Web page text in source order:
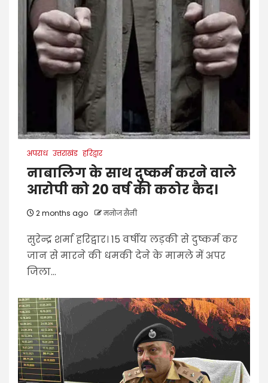
अपराध उत्तराखंड हरिद्वार
नाबालिग के साथ दुष्कर्म करने वाले
आरोपी को 20 वर्ष की कठोर कैद।
2 months ago मनोज सैनी
सुरेन्द्र शर्मा हरिद्वार। 15 वर्षीय लड़की से दुष्कर्म कर
जान से मारने की धमकी देने के मामले में अपर
जिला...